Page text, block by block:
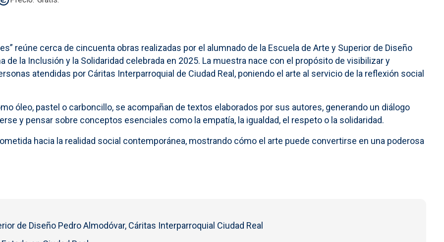
reúne cerca de cincuenta obras realizadas por el alumnado de la Escuela de Arte y Superior de Diseño
de la Inclusión y la Solidaridad celebrada en 2025. La muestra nace con el propósito de visibilizar y
atendidas por Cáritas Interparroquial de Ciudad Real, poniendo el arte al servicio de la reflexión social
óleo, pastel o carboncillo, se acompañan de textos elaborados por sus autores, generando un diálogo
y pensar sobre conceptos esenciales como la empatía, la igualdad, el respeto o la solidaridad.
hacia la realidad social contemporánea, mostrando cómo el arte puede convertirse en una poderosa
de Diseño Pedro Almodóvar, Cáritas Interparroquial Ciudad Real